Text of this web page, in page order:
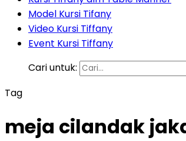
Model Kursi Tifany
Video Kursi Tiffany
Event Kursi Tiffany
Cari untuk:
Tag
meja cilandak